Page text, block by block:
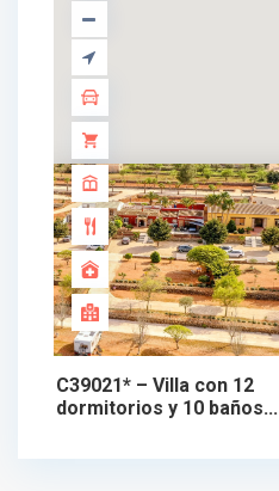
1.550.000 €
C39021* – Villa con 12
dormitorios y 10 baños...
1.550.000 €